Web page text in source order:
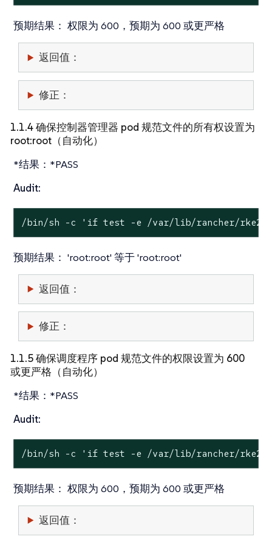
预期结果： 权限为 600，预期为 600 或更严格
返回值：
修正：
1.1.4 确保控制器管理器 pod 规范文件的所有权设置为
root:root（自动化）
*结果：*PASS
Audit:
/bin/sh -c 'if test -e /var/lib/rancher/rke2/
预期结果： 'root:root' 等于 'root:root'
返回值：
修正：
1.1.5 确保调度程序 pod 规范文件的权限设置为 600
或更严格（自动化）
*结果：*PASS
Audit:
/bin/sh -c 'if test -e /var/lib/rancher/rke2/
预期结果： 权限为 600，预期为 600 或更严格
返回值：